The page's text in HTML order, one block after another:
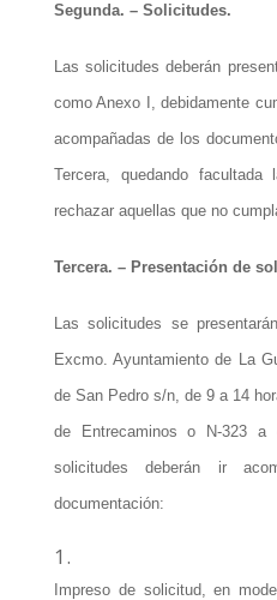
Segunda. – Solicitudes.
Las solicitudes deberán
como Anexo I, debidamente
acompañadas de los
Tercera, quedando
rechazar aquellas que no
Tercera. – Presentación de
Las solicitudes se
Excmo. Ayuntamiento de La
de San Pedro s/n, de 9 a 14
de Entrecaminos o N-323 a
solicitudes deberán ir
documentación:
Impreso de solicitud, en